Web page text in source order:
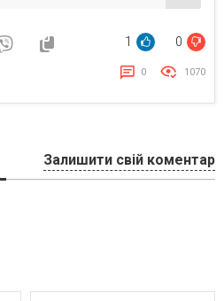
1 0
0 1070
Залишити свій коментар